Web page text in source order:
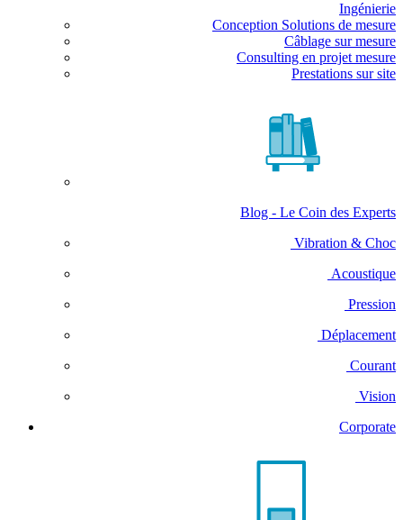
Ingénierie
Conception Solutions de mesure
Câblage sur mesure
Consulting en projet mesure
Prestations sur site
Blog - Le Coin des Experts
Vibration & Choc
Acoustique
Pression
Déplacement
Courant
Vision
Corporate